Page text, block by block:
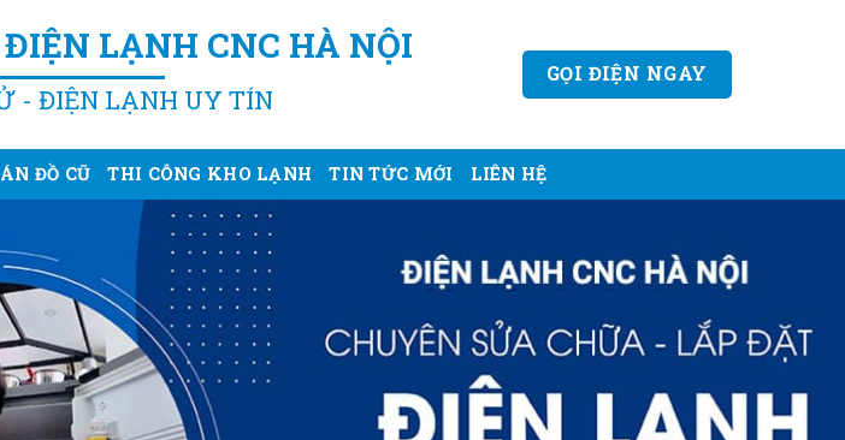
LẠNH CNC HÀ NỘI
- ĐIỆN LẠNH UY TÍN
GỌI ĐIỆN NGAY
ĐỒ CŨ THI CÔNG KHO LẠNH TIN TỨC MỚI LIÊN HỆ